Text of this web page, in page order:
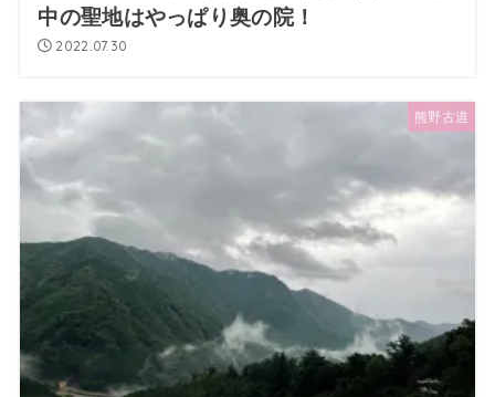
中の聖地はやっぱり奥の院！
2022.07.30
熊野古道